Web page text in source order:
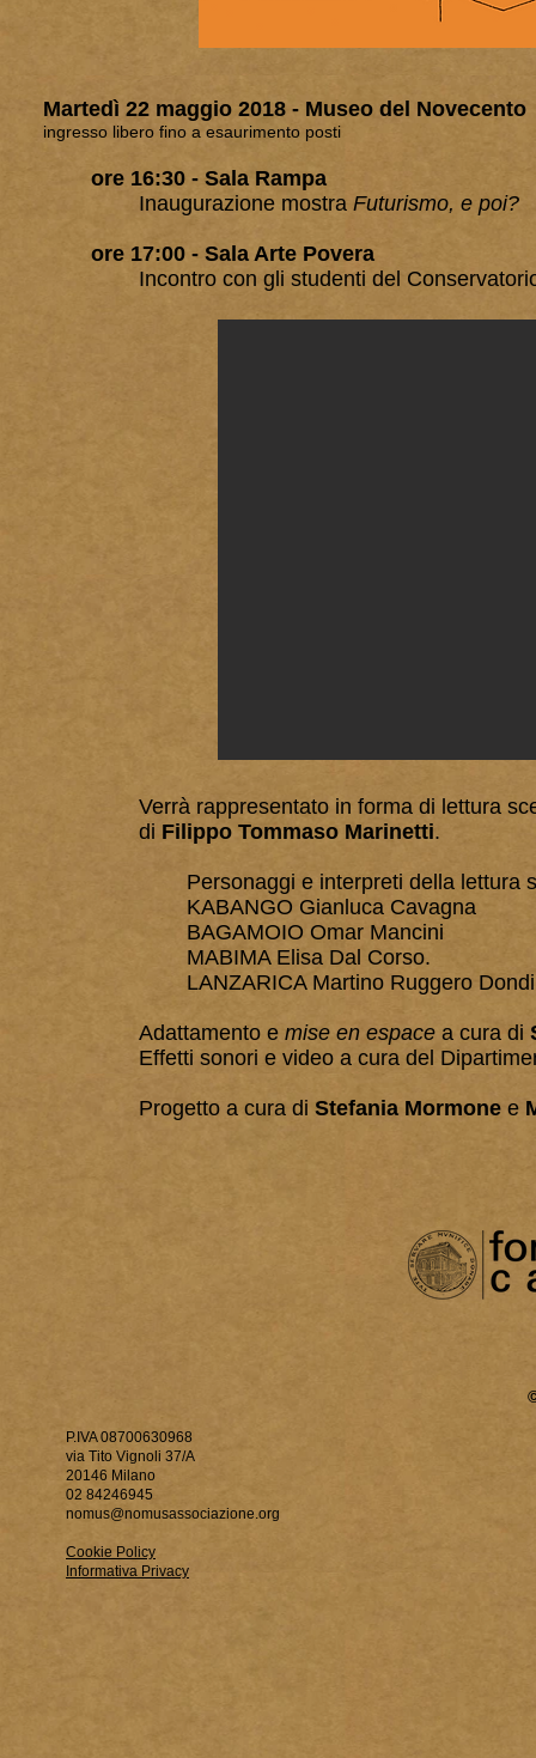
Martedì 22 maggio 2018 - Museo del Novecento
ingresso libero fino a esaurimento posti
ore 16:30 - Sala Rampa
Inaugurazione mostra Futurismo, e poi?
ore 17:00 - Sala Arte Povera
Incontro con gli studenti del
Verrà rappresentato in forma di lettura
di Filippo Tommaso Marinetti.
Personaggi e interpreti della lettura
KABANGO Gianluca Cavagna
BAGAMOIO Omar Mancini
MABIMA Elisa Dal Corso.
LANZARICA Martino Ruggero Dondi
Adattamento e mise en espace a cura di
Effetti sonori e video a cura del
Progetto a cura di Stefania Mormone e
P.IVA 08700630968
via Tito Vignoli 37/A
20146 Milano
02 84246945
nomus@nomusassociazione.org
Cookie Policy
Informativa Privacy